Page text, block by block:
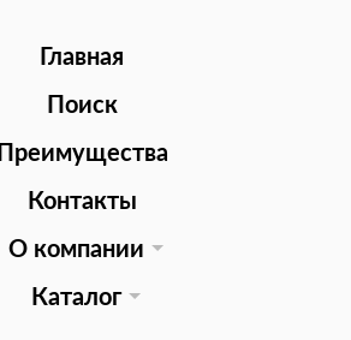
Главная
Поиск
Преимущества
Контакты
О компании
Каталог